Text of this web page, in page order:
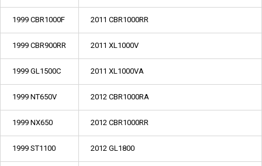
1999 CBR1000F 2011 CBR1000RR
1999 CBR900RR 2011 XL1000V
1999 GL1500C 2011 XL1000VA
1999 NT650V 2012 CBR1000RA
1999 NX650 2012 CBR1000RR
1999 ST1100 2012 GL1800